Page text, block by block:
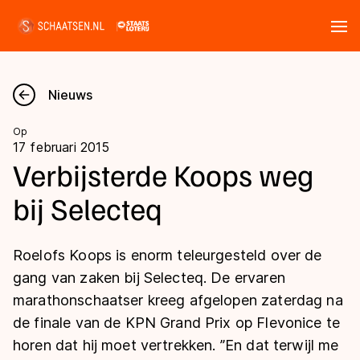
Nieuws
Kalender
Disciplines
Langebaan
Shorttrack
Inlineskaten
Uitslagen
Langebaan
Shorttrack
Marathon
Tijden & historie
Ranglijsten Langebaan
Nieuws
Op
17 februari 2015
Verbijsterde Koops weg
bij Selecteq
Roelofs Koops is enorm teleurgesteld over de
gang van zaken bij Selecteq. De ervaren
marathonschaatser kreeg afgelopen zaterdag na
de finale van de KPN Grand Prix op Flevonice te
horen dat hij moet vertrekken. ’’En dat terwijl me